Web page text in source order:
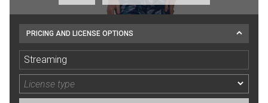
PRICING AND LICENSE OPTIONS
Streaming